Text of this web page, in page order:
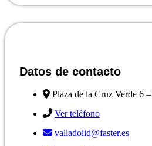
Datos de contacto
Plaza de la Cruz Verde 6
Ver teléfono
valladolid@faster.es